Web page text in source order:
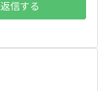
返信する